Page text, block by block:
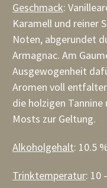
Geschmack:
Karamell und reiner
Noten, abgerundet
Armagnac. Am
Ausgewogenheit
Aromen voll
die holzigen
Mosts zur Geltung.
Alkoholgehalt: 10.5
Trinktemperatur: 10